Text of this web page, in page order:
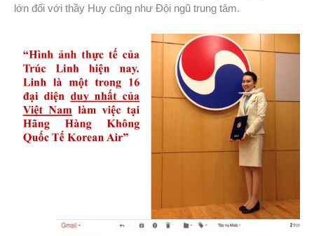
lớn đối với thầy Huy cũng như Đội ngũ trung tâm.